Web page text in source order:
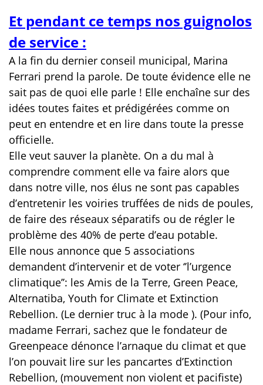
Et pendant ce temps nos guignolos
de service :
A la fin du dernier conseil municipal, Marina
Ferrari prend la parole. De toute évidence elle ne
sait pas de quoi elle parle ! Elle enchaîne sur des
idées toutes faites et prédigérées comme on
peut en entendre et en lire dans toute la presse
officielle.
Elle veut sauver la planète. On a du mal à
comprendre comment elle va faire alors que
dans notre ville, nos élus ne sont pas capables
d’entretenir les voiries truffées de nids de poules,
de faire des réseaux séparatifs ou de régler le
problème des 40% de perte d’eau potable.
Elle nous annonce que 5 associations
demandent d’intervenir et de voter ‘’l’urgence
climatique’’: les Amis de la Terre, Green Peace,
Alternatiba, Youth for Climate et Extinction
Rebellion. (Le dernier truc à la mode ). (Pour info,
madame Ferrari, sachez que le fondateur de
Greenpeace dénonce l’arnaque du climat et que
l’on pouvait lire sur les pancartes d’Extinction
Rebellion, (mouvement non violent et pacifiste)